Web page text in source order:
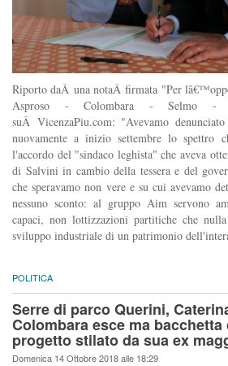
Riporto daÂ una notaÂ firmata "Per
Asproso - Colombara - Selmo -
suÂ VicenzaPiu.com: "Avevamo
nuovamente a inizio settembre lo
l'accordo del "sindaco leghista" che aveva
di Salvini in cambio della tessera e del
che speravamo non vere e su cui avevamo
nessuno sconto: al gruppo Aim servono
capaci, non lottizzazioni partitiche che
sviluppo industriale di un patrimonio
POLITICA
Serre di parco Querini,
Colombara esce ma
progetto stilato da sua ex
Domenica 14 Ottobre 2018 alle 18:29